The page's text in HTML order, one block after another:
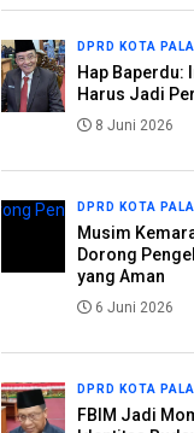
DPRD KOTA
Hap Baperdu:
Harus Jadi
8 Juni 2026
DPRD KOTA
Musim
Dorong
yang Aman
6 Juni 2026
DPRD KOTA
FBIM Jadi